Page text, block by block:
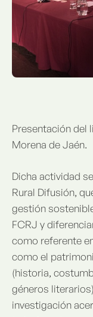
Presentación del
Morena de Jaén.
Dicha actividad
Rural Difusión,
gestión
FCRJ y
como referente
como el
(historia,
géneros
investigación